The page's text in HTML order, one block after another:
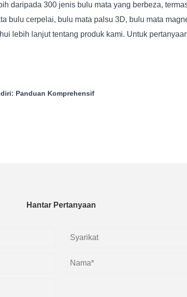
daripada 300 jenis bulu mata yang berbeza,
bulu cerpelai, bulu mata palsu 3D, bulu mata
lebih lanjut tentang produk kami. Untuk
Panduan Komprehensif
Hantar Pertanyaan